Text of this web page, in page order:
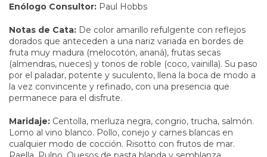
Enólogo Consultor: Paul Hobbs
Notas de Cata: De color amarillo refulgente con reflejos
dorados que anteceden a una nariz variada en bordes de
fruta muy madura (melocotón, ananá), frutas secas
(almendras, nueces) y tonos de roble (coco, vainilla). Su paso
por el paladar, potente y suculento, llena la boca de modo a
la vez convincente y refinado, con una presencia que
permanece para el disfrute.
Maridaje: Centolla, merluza negra, congrio, trucha, salmón.
Lomo al vino blanco. Pollo, conejo y carnes blancas en
cualquier modo de cocción. Risotto con frutos de mar.